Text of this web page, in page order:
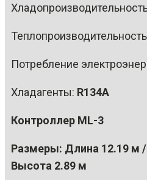
Потребление
Хладагенты: R134A
Контроллер ML-3
Размеры: Длина 12.19 м
Высота 2.89 м